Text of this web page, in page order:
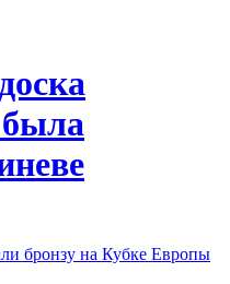
бронзу на Кубке Европы